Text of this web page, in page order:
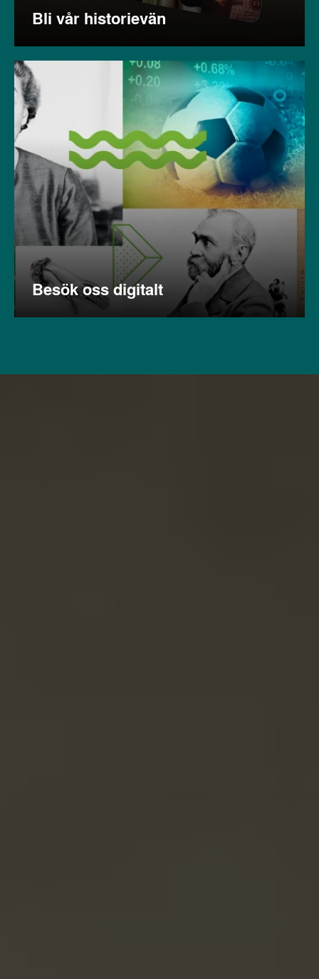
Bli vår historievän
Besök oss digitalt